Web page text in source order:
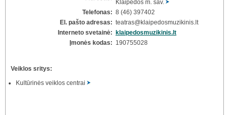
Klaipėdos m. sav.
Telefonas: 8 (46) 397402
El. pašto adresas: teatras@klaipedosmuzikinis.lt
Interneto svetainė:
klaipedosmuzikinis.lt
Įmonės kodas: 190755028
Veiklos sritys:
Kultūrinės veiklos centrai